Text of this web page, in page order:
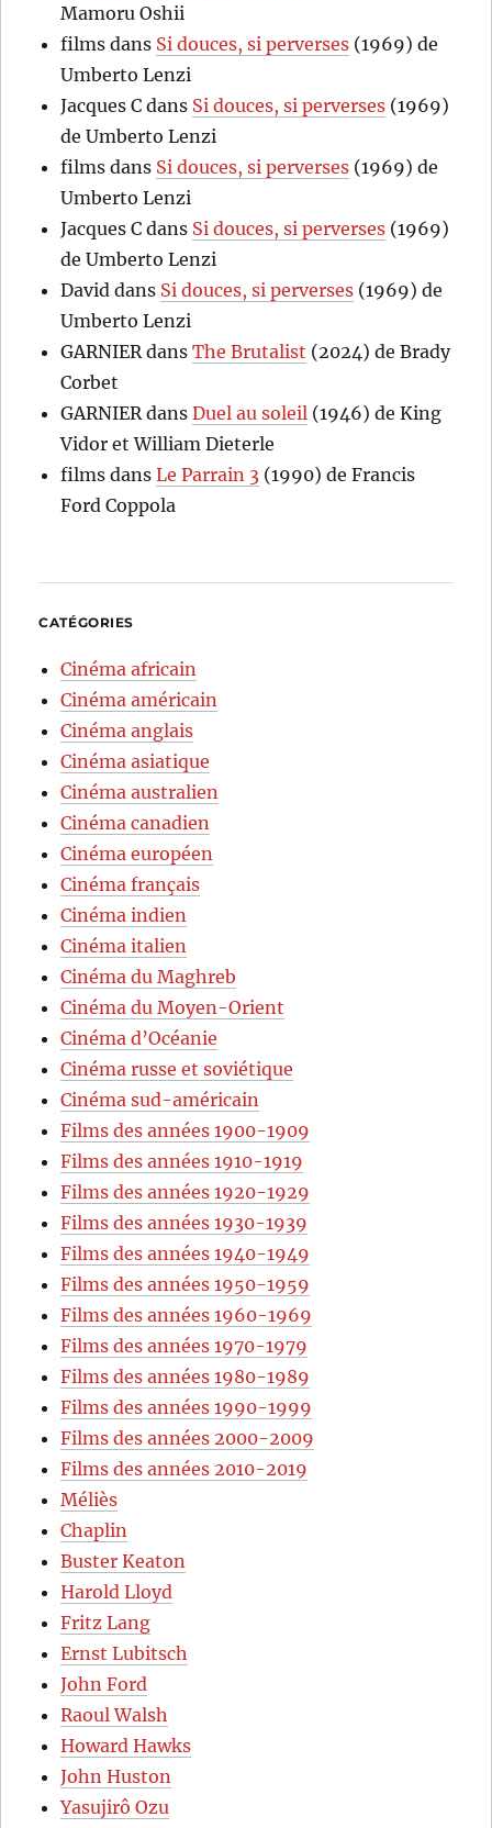
Mamoru Oshii
films dans Si douces, si perverses (1969) de
Umberto Lenzi
Jacques C dans Si douces, si perverses (1969)
de Umberto Lenzi
films dans Si douces, si perverses (1969) de
Umberto Lenzi
Jacques C dans Si douces, si perverses (1969)
de Umberto Lenzi
David dans Si douces, si perverses (1969) de
Umberto Lenzi
GARNIER dansThe Brutalist (2024) de Brady
Corbet
GARNIER dansDuel au soleil (1946) de King
Vidor et William Dieterle
films dansLe Parrain 3 (1990) de Francis
Ford Coppola
CATÉGORIES
Cinéma africain
Cinéma américain
Cinéma anglais
Cinéma asiatique
Cinéma australien
Cinéma canadien
Cinéma européen
Cinéma français
Cinéma indien
Cinéma italien
Cinéma du Maghreb
Cinéma du Moyen-Orient
Cinéma d’Océanie
Cinéma russe et soviétique
Cinéma sud-américain
Films des années 1900-1909
Films des années 1910-1919
Films des années 1920-1929
Films des années 1930-1939
Films des années 1940-1949
Films des années 1950-1959
Films des années 1960-1969
Films des années 1970-1979
Films des années 1980-1989
Films des années 1990-1999
Films des années 2000-2009
Films des années 2010-2019
Méliès
Chaplin
Buster Keaton
Harold Lloyd
Fritz Lang
Ernst Lubitsch
John Ford
Raoul Walsh
Howard Hawks
John Huston
Yasujirô Ozu